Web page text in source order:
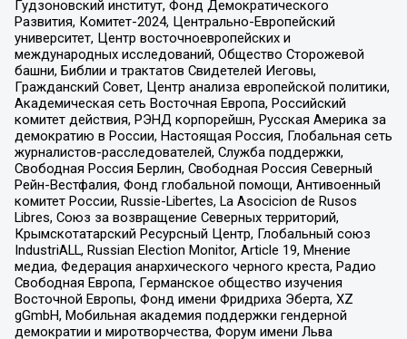
Гудзоновский институт, Фонд Демократического
Развития, Комитет-2024, Центрально-Европейский
университет, Центр восточноевропейских и
международных исследований, Общество Сторожевой
башни, Библии и трактатов Свидетелей Иеговы,
Гражданский Совет, Центр анализа европейской политики,
Академическая сеть Восточная Европа, Российский
комитет действия, РЭНД корпорейшн, Русская Америка за
демократию в России, Настоящая Россия, Глобальная сеть
журналистов-расследователей, Служба поддержки,
Свободная Россия Берлин, Свободная Россия Северный
Рейн-Вестфалия, Фонд глобальной помощи, Антивоенный
комитет России, Russie-Libertes, La Asocicion de Rusos
Libres, Союз за возвращение Северных территорий,
Крымскотатарский Ресурсный Центр, Глобальный союз
IndustriALL, Russian Election Monitor, Article 19, Мнение
медиа, Федерация анархического черного креста, Радио
Свободная Европа, Германское общество изучения
Восточной Европы, Фонд имени Фридриха Эберта, XZ
gGmbH, Мобильная академия поддержки гендерной
демократии и миротворчества, Форум имени Льва